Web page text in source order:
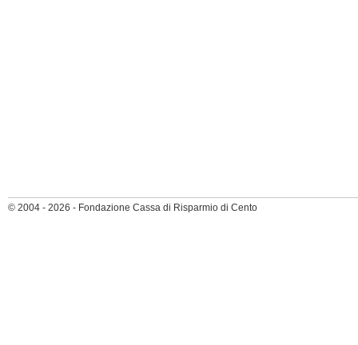
© 2004 - 2026 - Fondazione Cassa di Risparmio di Cento